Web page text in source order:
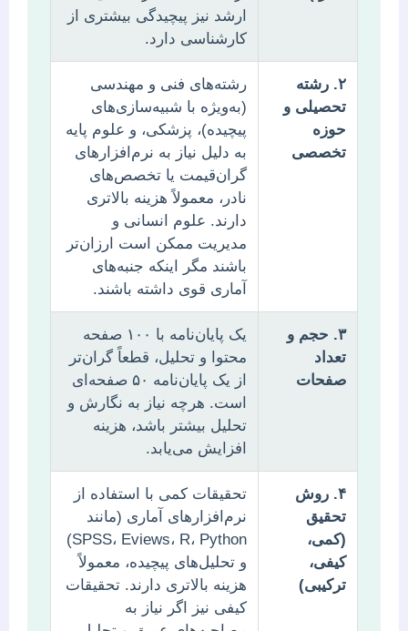
ارشد نیز پیچیدگی بیشتری از
کارشناسی دارد.
۲. رشته
تحصیلی و
حوزه
تخصصی
رشته‌های فنی و مهندسی
(به‌ویژه با شبیه‌سازی‌های
پیچیده)، پزشکی، و علوم پایه
به دلیل نیاز به نرم‌افزارهای
گران‌قیمت یا تخصص‌های
نادر، معمولاً هزینه بالاتری
دارند. علوم انسانی و
مدیریت ممکن است ارزان‌تر
باشند مگر اینکه جنبه‌های
آماری قوی داشته باشند.
۳. حجم و
تعداد
صفحات
یک پایان‌نامه با ۱۰۰ صفحه
محتوا و تحلیل، قطعاً گران‌تر
از یک پایان‌نامه ۵۰ صفحه‌ای
است. هرچه نیاز به نگارش و
تحلیل بیشتر باشد، هزینه
افزایش می‌یابد.
۴. روش
تحقیق
(کمی،
کیفی،
ترکیبی)
تحقیقات کمی با استفاده از
نرم‌افزارهای آماری (مانند
SPSS، Eviews، R، Python)
و تحلیل‌های پیچیده، معمولاً
هزینه بالاتری دارند. تحقیقات
کیفی نیز اگر نیاز به